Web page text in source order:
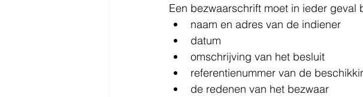
Een bezwaarschrift moet in ieder geval
naam en adres van de indiener
datum
omschrijving van het besluit
referentienummer van de
de redenen van het bezwaar